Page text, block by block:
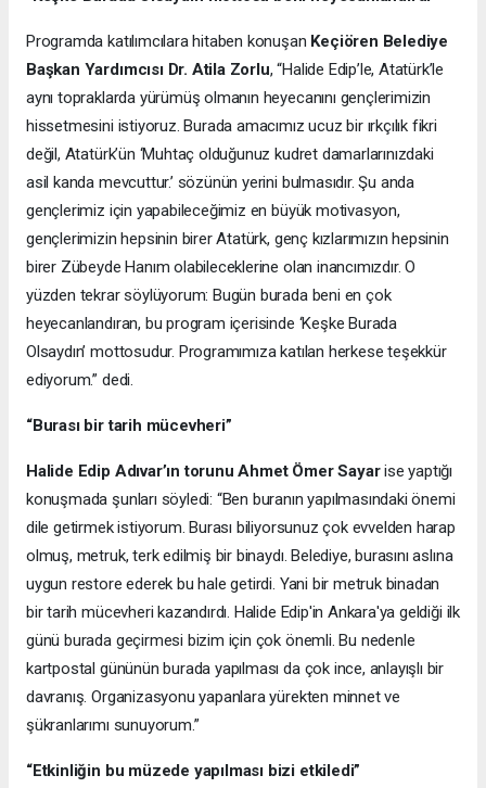
Programda katılımcılara hitaben konuşan Keçiören Belediye
Başkan Yardımcısı Dr. Atila Zorlu, “Halide Edip’le, Atatürk’le
aynı topraklarda yürümüş olmanın heyecanını gençlerimizin
hissetmesini istiyoruz. Burada amacımız ucuz bir ırkçılık fikri
değil, Atatürk’ün ‘Muhtaç olduğunuz kudret damarlarınızdaki
asil kanda mevcuttur.’ sözünün yerini bulmasıdır. Şu anda
gençlerimiz için yapabileceğimiz en büyük motivasyon,
gençlerimizin hepsinin birer Atatürk, genç kızlarımızın hepsinin
birer Zübeyde Hanım olabileceklerine olan inancımızdır. O
yüzden tekrar söylüyorum: Bugün burada beni en çok
heyecanlandıran, bu program içerisinde ‘Keşke Burada
Olsaydın’ mottosudur. Programımıza katılan herkese teşekkür
ediyorum.” dedi.
“Burası bir tarih mücevheri”
Halide Edip Adıvar’ın torunu Ahmet Ömer Sayarise yaptığı
konuşmada şunları söyledi: “Ben buranın yapılmasındaki önemi
dile getirmek istiyorum. Burası biliyorsunuz çok evvelden harap
olmuş, metruk, terk edilmiş bir binaydı. Belediye, burasını aslına
uygun restore ederek bu hale getirdi. Yani bir metruk binadan
bir tarih mücevheri kazandırdı. Halide Edip'in Ankara'ya geldiği ilk
günü burada geçirmesi bizim için çok önemli. Bu nedenle
kartpostal gününün burada yapılması da çok ince, anlayışlı bir
davranış. Organizasyonu yapanlara yürekten minnet ve
şükranlarımı sunuyorum.”
“Etkinliğin bu müzede yapılması bizi etkiledi”